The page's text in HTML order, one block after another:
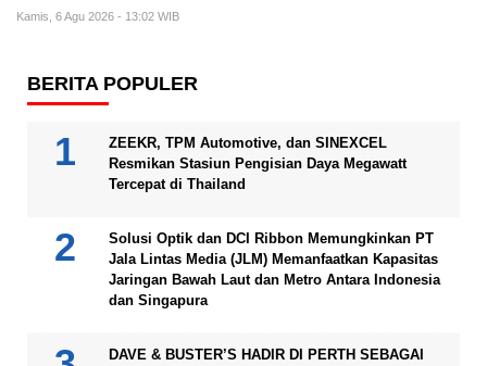
Kamis, 6 Agu 2026 - 13:02 WIB
BERITA POPULER
ZEEKR, TPM Automotive, dan SINEXCEL
Resmikan Stasiun Pengisian Daya Megawatt
Tercepat di Thailand
Solusi Optik dan DCI Ribbon Memungkinkan PT
Jala Lintas Media (JLM) Memanfaatkan Kapasitas
Jaringan Bawah Laut dan Metro Antara Indonesia
dan Singapura
DAVE & BUSTER’S HADIR DI PERTH SEBAGAI